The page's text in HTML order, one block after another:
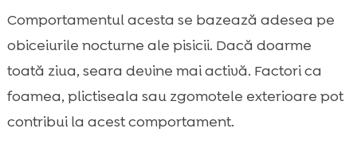
Comportamentul acesta se bazează adesea pe
obiceiurile nocturne ale pisicii. Dacă doarme
toată ziua, seara devine mai activă. Factori ca
foamea, plictiseala sau zgomotele exterioare pot
contribui la acest comportament.